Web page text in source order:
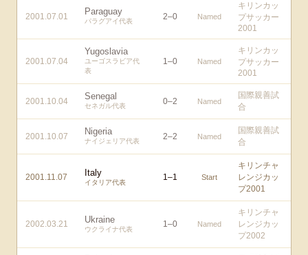
2001.07.01 Paraguay
パラグアイ代表 2–0 Named
キリンカッ
プサッカー
2001
2001.07.04
Yugoslavia
ユーゴスラビア代
表
1–0 Named
キリンカッ
プサッカー
2001
2001.10.04 Senegal
セネガル代表 0–2 Named
国際親善試
合
2001.10.07 Nigeria
ナイジェリア代表 2–2 Named
国際親善試
合
2001.11.07 Italy
イタリア代表
1–1 Start
キリンチャ
レンジカッ
プ2001
2002.03.21 Ukraine
ウクライナ代表
1–0 Named
キリンチャ
レンジカッ
プ2002